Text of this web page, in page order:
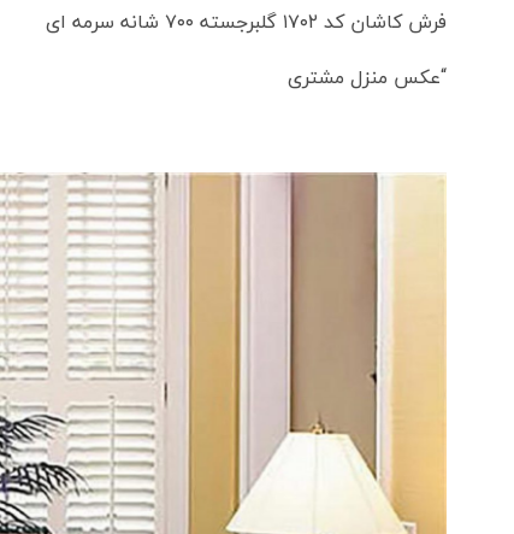
فرش کاشان کد ۱۷۰۲ گلبرجسته ۷۰۰ شانه سرمه ای
“عکس منزل مشتری